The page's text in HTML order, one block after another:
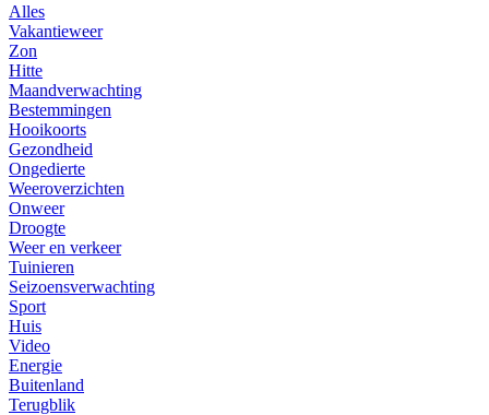
Alles
Vakantieweer
Zon
Hitte
Maandverwachting
Bestemmingen
Hooikoorts
Gezondheid
Ongedierte
Weeroverzichten
Onweer
Droogte
Weer en verkeer
Tuinieren
Seizoensverwachting
Sport
Huis
Video
Energie
Buitenland
Terugblik